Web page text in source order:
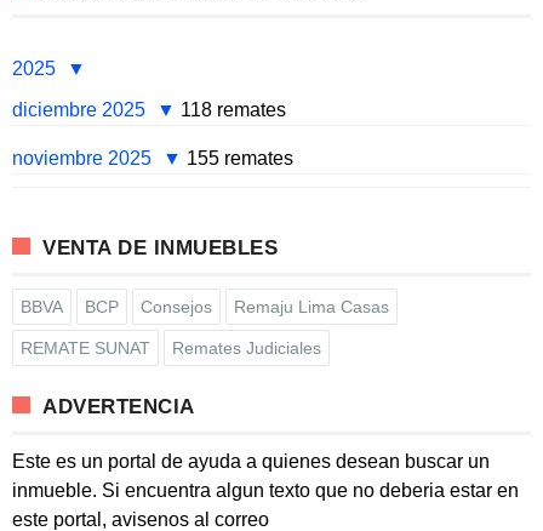
2025
diciembre 2025
118 remates
noviembre 2025 155 remates
VENTA DE INMUEBLES
BBVA BCP Consejos Remaju Lima Casas
REMATE SUNAT Remates Judiciales
ADVERTENCIA
Este es un portal de ayuda a quienes desean buscar un
inmueble. Si encuentra algun texto que no deberia estar en
este portal, avisenos al correo